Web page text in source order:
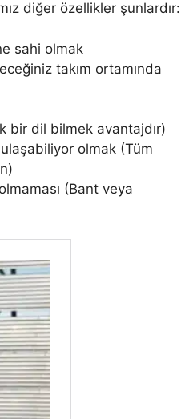
diğer özellikler şunlardır:
sahi olmak
takım ortamında
bir dil bilmek avantajdır)
olmak (Tüm
(Bant veya